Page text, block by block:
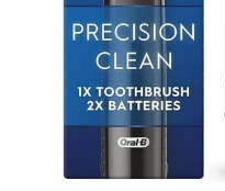
tout
nuire au
de se
Prima
offrir un
qualité,
à
bâton